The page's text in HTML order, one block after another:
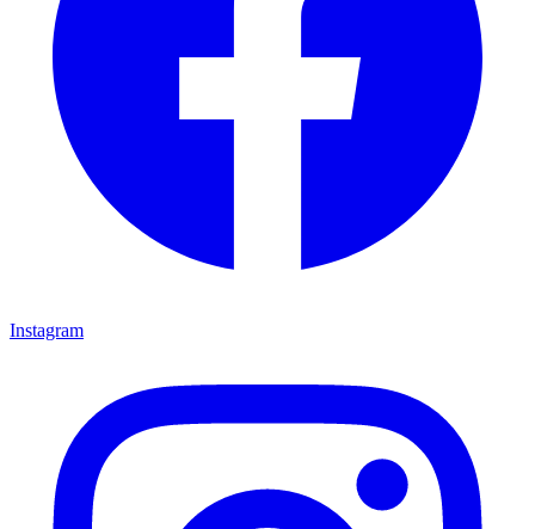
Instagram